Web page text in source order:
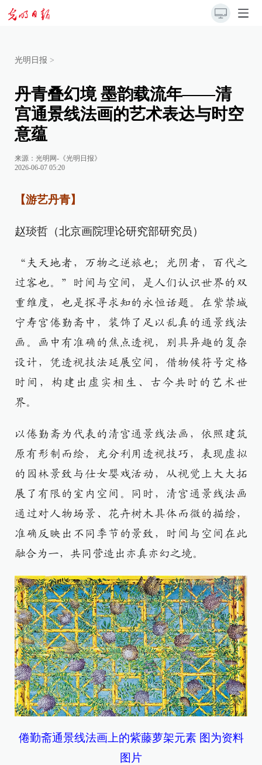
光明日报 >
丹青叠幻境 墨韵载流年——清
宫通景线法画的艺术表达与时空
意蕴
来源： 光明网-《光明日报》
2026-06-07 05:20
【游艺丹青】
赵琰哲（北京画院理论研究部研究员）
“夫天地者，万物之逆旅也；光阴者，百代之
过客也。”时间与空间，是人们认识世界的双
重维度，也是探寻求知的永恒话题。在紫禁城
宁寿宫倦勤斋中，装饰了足以乱真的通景线法
画。画中有准确的焦点透视，别具异趣的复杂
设计，凭透视技法延展空间，借物候符号定格
时间，构建出虚实相生、古今共时的艺术世
界。
以倦勤斋为代表的清宫通景线法画，依照建筑
原有形制而绘，充分利用透视技巧，表现虚拟
的园林景致与仕女婴戏活动，从视觉上大大拓
展了有限的室内空间。同时，清宫通景线法画
通过对人物场景、花卉树木具体而微的描绘，
准确反映出不同季节的景致，时间与空间在此
融合为一，共同营造出亦真亦幻之境。
倦勤斋通景线法画上的紫藤萝架元素 图为资料
图片